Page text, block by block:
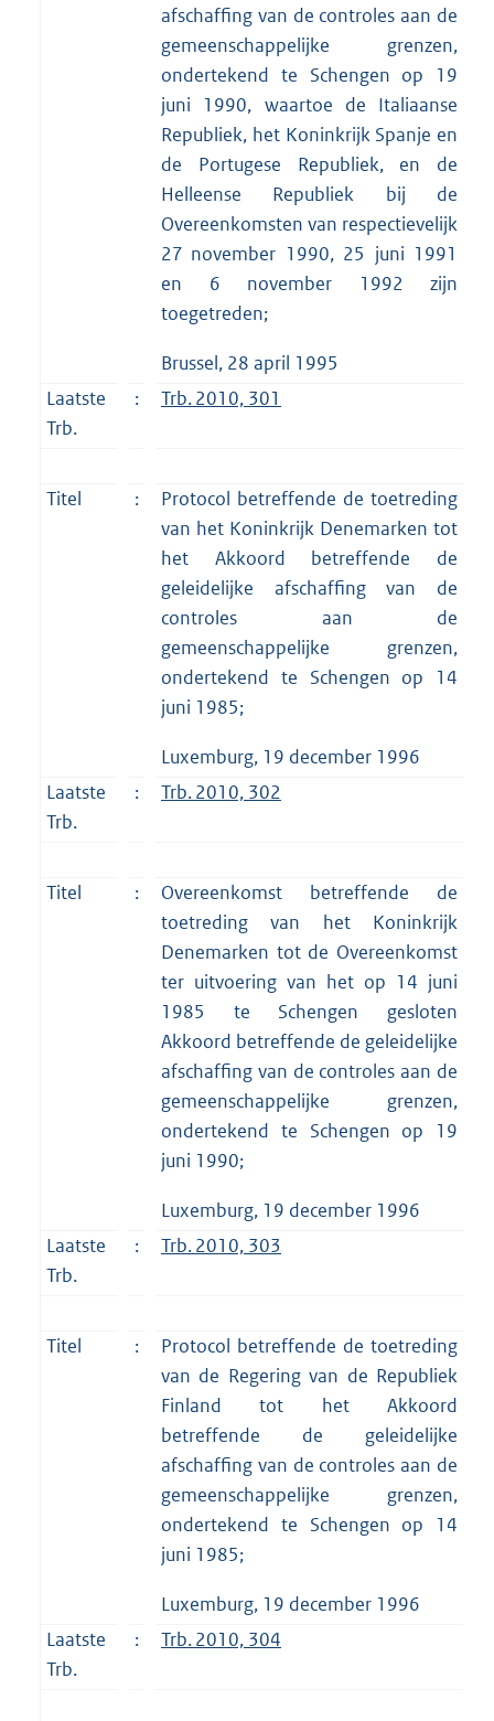
afschaffing van de controles aan de
gemeenschappelijke grenzen,
ondertekend te Schengen op 19
juni 1990, waartoe de Italiaanse
Republiek, het Koninkrijk Spanje en
de Portugese Republiek, en de
Helleense Republiek bij de
Overeenkomsten van respectievelijk
27 november 1990, 25 juni 1991
en 6 november 1992 zijn
toegetreden;
Brussel, 28 april 1995
Laatste
Trb.
: Trb. 2010, 301
Titel :
Protocol betreffende de toetreding
van het Koninkrijk Denemarken tot
het Akkoord betreffende de
geleidelijke afschaffing van de
controles aan de
gemeenschappelijke grenzen,
ondertekend te Schengen op 14
juni 1985;
Luxemburg, 19 december 1996
Laatste
Trb.
: Trb. 2010, 302
Titel :
Overeenkomst betreffende de
toetreding van het Koninkrijk
Denemarken tot de Overeenkomst
ter uitvoering van het op 14 juni
1985 te Schengen gesloten
Akkoord betreffende de geleidelijke
afschaffing van de controles aan de
gemeenschappelijke grenzen,
ondertekend te Schengen op 19
juni 1990;
Luxemburg, 19 december 1996
Laatste
Trb.
: Trb. 2010, 303
Titel :
Protocol betreffende de toetreding
van de Regering van de Republiek
Finland tot het Akkoord
betreffende de geleidelijke
afschaffing van de controles aan de
gemeenschappelijke grenzen,
ondertekend te Schengen op 14
juni 1985;
Luxemburg, 19 december 1996
Laatste
Trb.
: Trb. 2010, 304